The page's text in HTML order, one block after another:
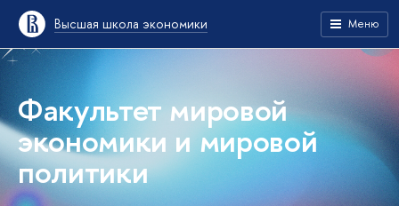
Высшая школа экономики Меню
Факультет мировой
экономики и мировой
политики